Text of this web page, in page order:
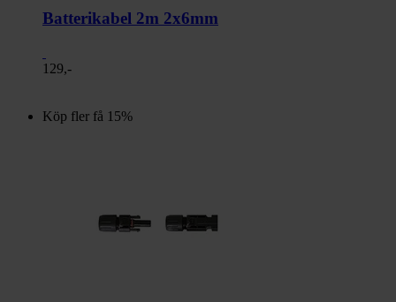
Batterikabel 2m 2x6mm
129,-
Köp fler få 15%